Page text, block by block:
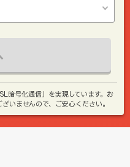
暗号化通信」を実現しています。お
いませんので、ご安心ください。